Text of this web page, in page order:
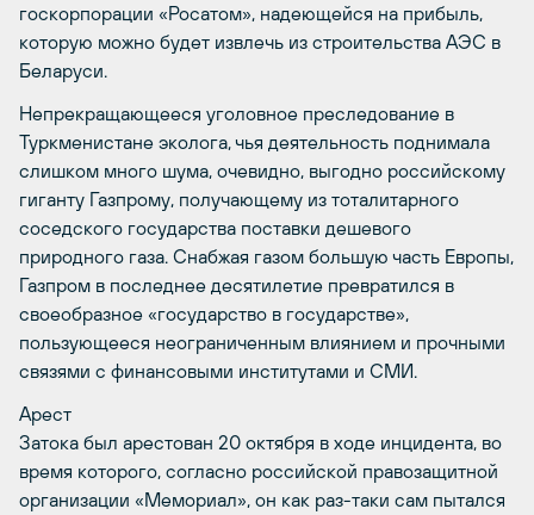
госкорпорации «Росатом», надеющейся на прибыль,
которую можно будет извлечь из строительства АЭС в
Беларуси.
Непрекращающееся уголовное преследование в
Туркменистане эколога, чья деятельность поднимала
слишком много шума, очевидно, выгодно российскому
гиганту Газпрому, получающему из тоталитарного
соседского государства поставки дешевого
природного газа. Снабжая газом большую часть Европы,
Газпром в последнее десятилетие превратился в
своеобразное «государство в государстве»,
пользующееся неограниченным влиянием и прочными
связями с финансовыми институтами и СМИ.
Арест
Затока был арестован 20 октября в ходе инцидента, во
время которого, согласно российской правозащитной
организации «Мемориал», он как раз-таки сам пытался